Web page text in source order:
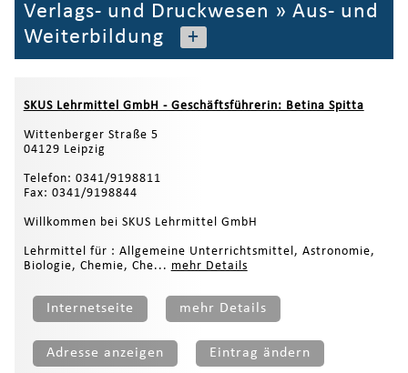
Verlags- und Druckwesen » Aus- und
Weiterbildung
+
SKUS Lehrmittel GmbH - Geschäftsführerin: Betina Spitta
Wittenberger Straße 5
04129 Leipzig
Telefon: 0341/9198811
Fax: 0341/9198844
Willkommen bei SKUS Lehrmittel GmbH
Lehrmittel für : Allgemeine Unterrichtsmittel, Astronomie,
Biologie, Chemie, Che... mehr Details
Internetseite mehr Details
Adresse anzeigen Eintrag ändern